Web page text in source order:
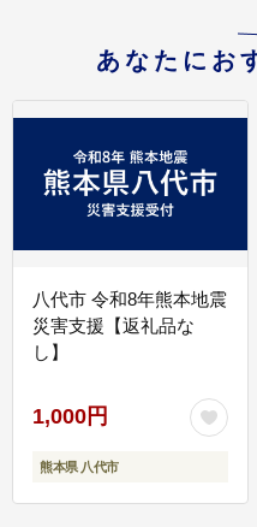
あなたにお
八代市 令和8年熊本地震
災害支援【返礼品な
し】
1,000円
熊本県 八代市